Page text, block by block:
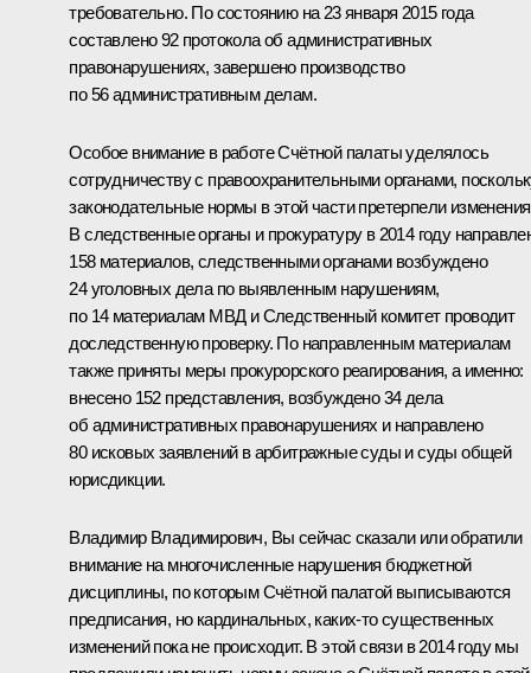
требовательно. По состоянию на 23 января 2015 года
составлено 92 протокола об административных
правонарушениях, завершено производство
по 56 административным делам.
Особое внимание в работе Счётной палаты уделялось
сотрудничеству с правоохранительными органами,
законодательные нормы в этой части претерпели
В следственные органы и прокуратуру в 2014 году
158 материалов, следственными органами возбуждено
24 уголовных дела по выявленным нарушениям,
по 14 материалам МВД и Следственный комитет проводит
доследственную проверку. По направленным материалам
также приняты меры прокурорского реагирования, а именно:
внесено 152 представления, возбуждено 34 дела
об административных правонарушениях и направлено
80 исковых заявлений в арбитражные суды и суды общей
юрисдикции.
Владимир Владимирович, Вы сейчас сказали или обратили
внимание на многочисленные нарушения бюджетной
дисциплины, по которым Счётной палатой выписываются
предписания, но кардинальных, каких‑то существенных
изменений пока не происходит. В этой связи в 2014 году мы